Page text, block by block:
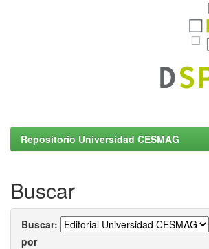
Repositorio Universidad CESMAG
Buscar
Buscar:
por